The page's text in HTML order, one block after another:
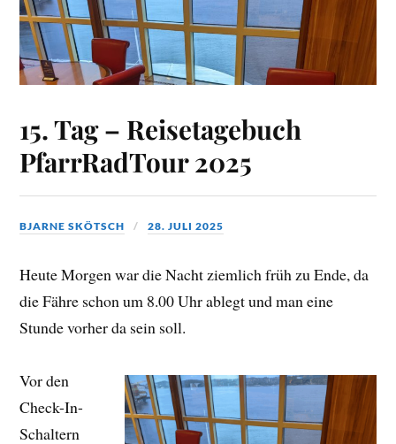
15. Tag – Reisetagebuch
PfarrRadTour 2025
BJARNE SKÖTSCH 28. JULI 2025
Heute Morgen war die Nacht ziemlich früh zu Ende, da
die Fähre schon um 8.00 Uhr ablegt und man eine
Stunde vorher da sein soll.
Vor den
Check-In-
Schaltern